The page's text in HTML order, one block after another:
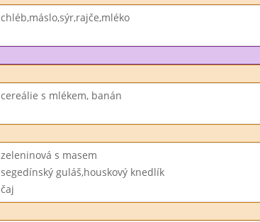
chléb,máslo,sýr,rajče,mléko
cereálie s mlékem, banán
zeleninová s masem
segedínský guláš,houskový knedlík
čaj